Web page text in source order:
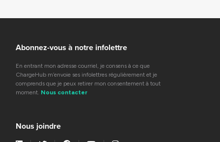
Abonnez-vous à notre infolettre
En entrant mon adresse courriel, je consens à ce que
ChargeHub m’envoie ses infolettres régulièrement et je
comprends que je peux retirer mon consentement à tout
moment. Nous contacter
Nous joindre